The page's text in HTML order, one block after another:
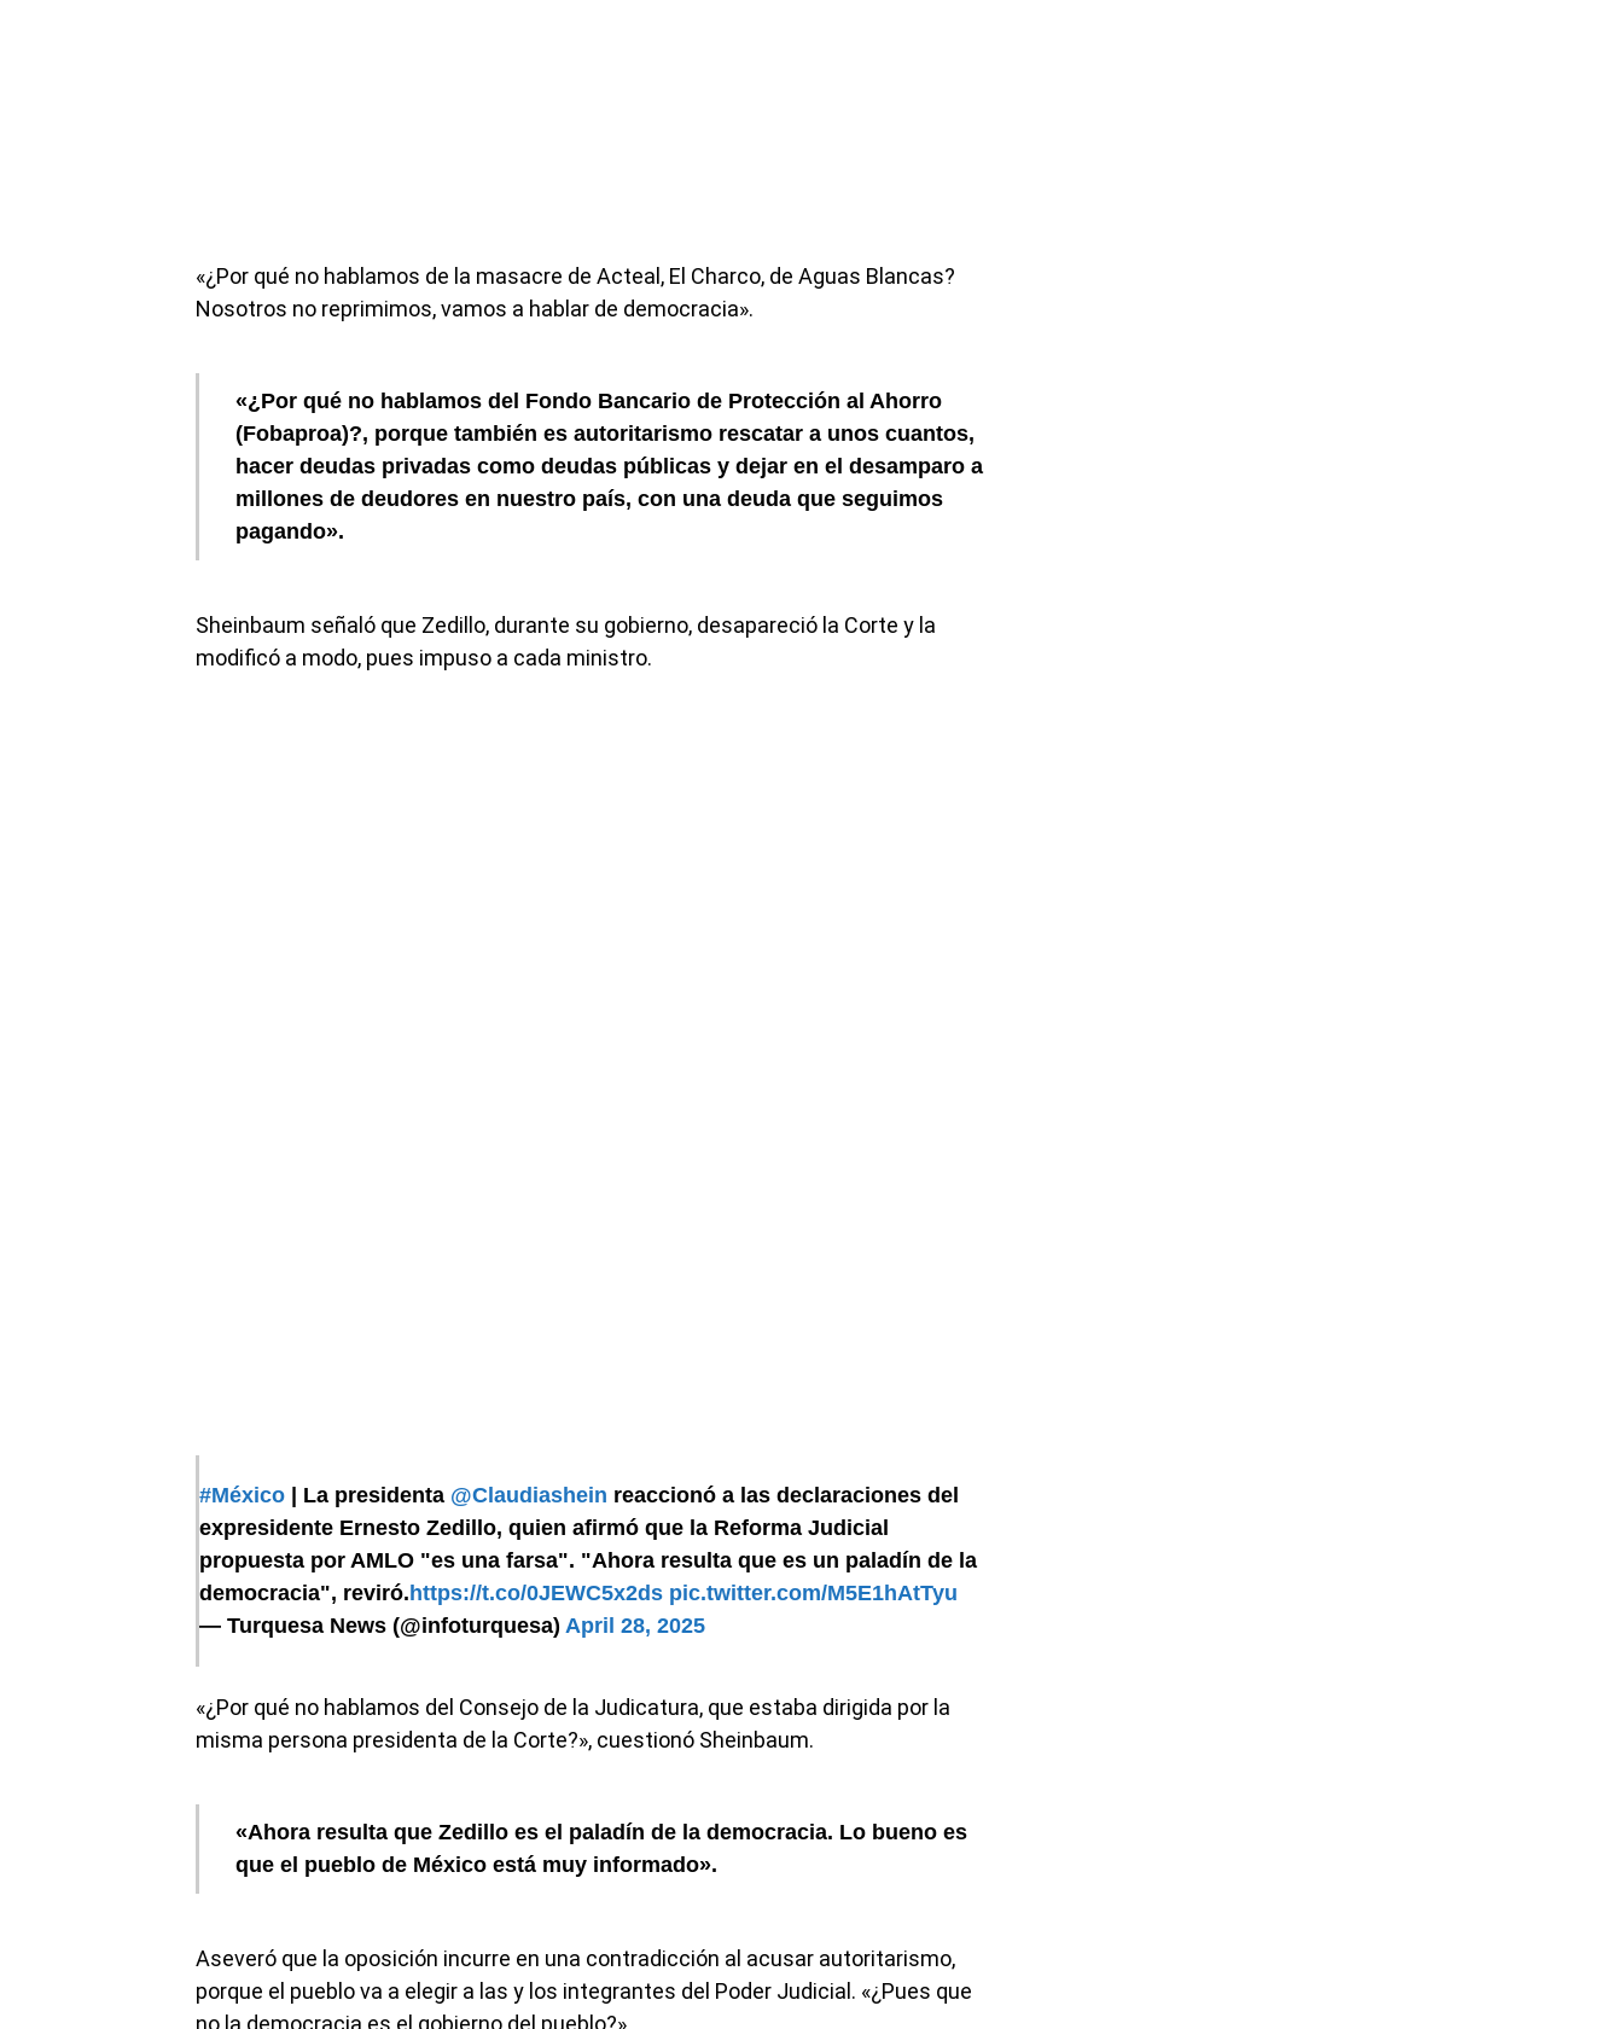
«¿Por qué no hablamos de la masacre de Acteal, El Charco, de Aguas Blancas?
Nosotros no reprimimos, vamos a hablar de democracia».
«¿Por qué no hablamos del Fondo Bancario de Protección al Ahorro
(Fobaproa)?, porque también es autoritarismo rescatar a unos cuantos,
hacer deudas privadas como deudas públicas y dejar en el desamparo a
millones de deudores en nuestro país, con una deuda que seguimos
pagando».
Sheinbaum señaló que Zedillo, durante su gobierno, desapareció la Corte y la
modificó a modo, pues impuso a cada ministro.
#México | La presidenta @Claudiashein reaccionó a las declaraciones del
expresidente Ernesto Zedillo, quien afirmó que la Reforma Judicial
propuesta por AMLO "es una farsa". "Ahora resulta que es un paladín de la
democracia", reviró. https://t.co/0JEWC5x2ds pic.twitter.com/M5E1hAtTyu
— Turquesa News (@infoturquesa) April 28, 2025
«¿Por qué no hablamos del Consejo de la Judicatura, que estaba dirigida por la
misma persona presidenta de la Corte?», cuestionó Sheinbaum.
«Ahora resulta que Zedillo es el paladín de la democracia. Lo bueno es
que el pueblo de México está muy informado».
Aseveró que la oposición incurre en una contradicción al acusar autoritarismo,
porque el pueblo va a elegir a las y los integrantes del Poder Judicial. «¿Pues que
no la democracia es el gobierno del pueblo?».